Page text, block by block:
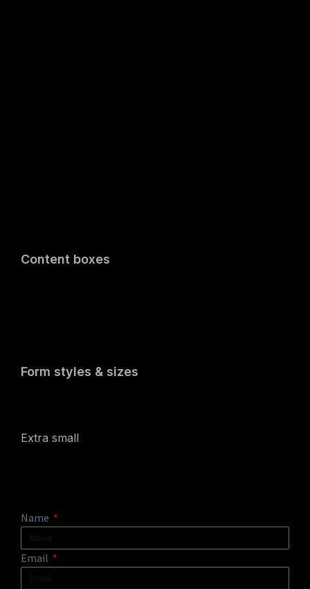
Content boxes
Form styles & sizes
Extra small
Name
Email